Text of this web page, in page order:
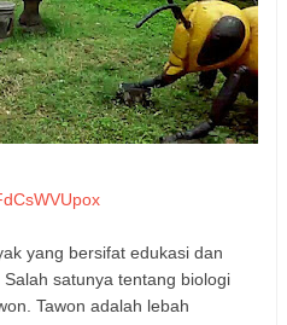
yang bersifat edukasi dan
satunya tentang biologi
Tawon adalah lebah